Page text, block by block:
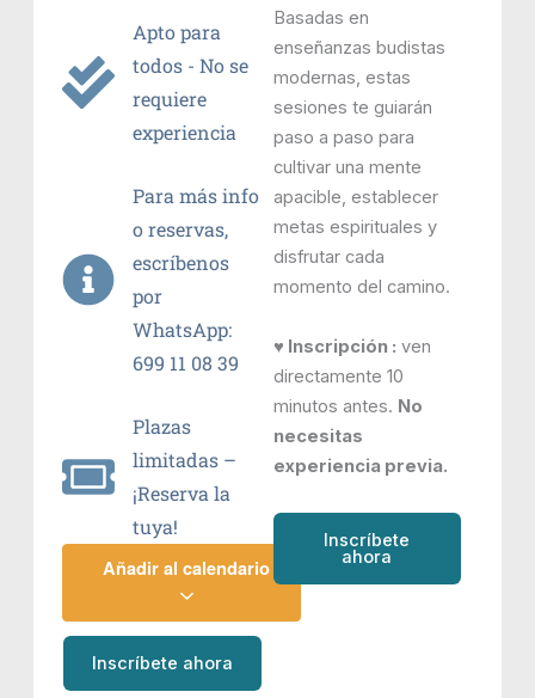
Apto para
todos - No se
requiere
experiencia
Para más info
o reservas,
escríbenos
por
WhatsApp:
699 11 08 39
Plazas
limitadas –
¡Reserva la
tuya!
Inscríbete ahora
Basadas en
enseñanzas budistas
modernas, estas
sesiones te guiarán
paso a paso para
cultivar una mente
apacible, establecer
metas espirituales y
disfrutar cada
momento del camino.
♥ Inscripción : ven
directamente 10
minutos antes. No
necesitas
experiencia previa.
Inscríbete
ahora